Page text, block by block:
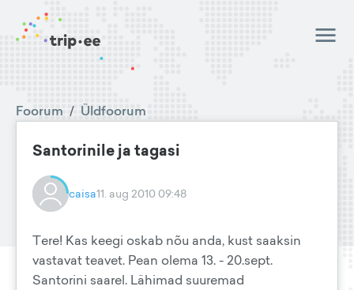
Foorum / Üldfoorum
Santorinile ja tagasi
caisa11. aug 2010 09:48
Tere! Kas keegi oskab nõu anda, kust saaksin
vastavat teavet. Pean olema 13. - 20.sept.
Santorini saarel. Lähimad suuremad